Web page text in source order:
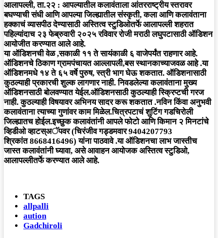
आलापल्ली, ता.२२ : आपल्यातील कलावंताला आंतरराष्ट्रीय स्तरावर
बघण्याची संधी आणि आपल्या जिल्ह्यातील संस्कृती, कला आणि कलावंताना
हक्काचं व्यासपीठ देण्यासाठी अस्तित्व स्टुडिओतर्फे आलापल्ली शहरात
पहिल्यांदाच २३ फेब्रुवारी २०२५ रविवार रोजी मराठी लघुपटासाठी ऑडिशन
आयोजीत करण्यात आले आहे.
या ऑडिशनची वेळ ,सकाळी ११ ते सायंकाळी ६ वाजेपर्यंत राहणार आहे.
ऑडिशनचे ठिकाण ग्रामपंचायत आल्लापली,बस स्थानकाच्याजवळ आहे .या
ऑडिशनमधे १४ ते ६५ वर्षे पुरुष, स्त्री भाग घेऊ शकतात. ऑडिशनासाठी
कुठल्याही प्रकारची शुल्क लागणार नाही. निवडलेल्या कलावंताना मुख्य
ऑडिशनसाठी बोलवण्यात येईल.ऑडिशनसाठी कुठल्याही स्क्रिप्टची गरज
नाही. कुठल्याही विषयावर अभिनय सादर करू शकतात .नविन किंवा अनुभवी
कलावंताना त्याच्या गुणांवर काम मिळेल.चित्रपटाचं शुटिंग गडचिरोली
जिल्ह्यातच होईल.इच्छुक कलावंतांनी आपले फोटो आणि किमान २ मिनटांचे
व्हिडीओ व्हाटस्अॅपवर (चिरंजीव गड्डमवार 9404207793
श्रिकांत 8668416496) यांना पाठवावे .या ऑडिशनचा लाभ जास्तीच
जास्त कलावंतांनी घ्यावा, असे आवाहन आयोजक अस्तित्व स्टुडिओ,
आलापल्लीतर्फे करण्यात आले आहे.
TAGS
allpalli
aution
Gadchiroli